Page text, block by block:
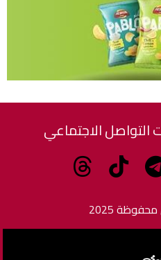
الاجتماعي
2025